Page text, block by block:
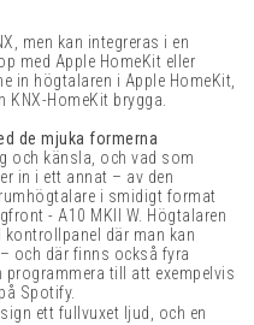
men kan integreras i en
med Apple HomeKit eller
in högtalaren i Apple HomeKit,
KNX-HomeKit brygga.
de mjuka formerna
och känsla, och vad som
in i ett annat – av den
i smidigt format
- A10 MKII W. Högtalaren
där man kan
och där finns också fyra
till att exempelvis
Spotify.
ett fullvuxet ljud, och en